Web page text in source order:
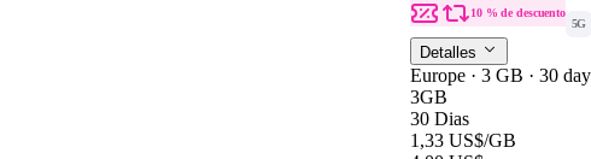
10 % de descuento
5G
Detalles
Europe · 3 GB · 30
3GB
30 Dias
1,33 US$/GB